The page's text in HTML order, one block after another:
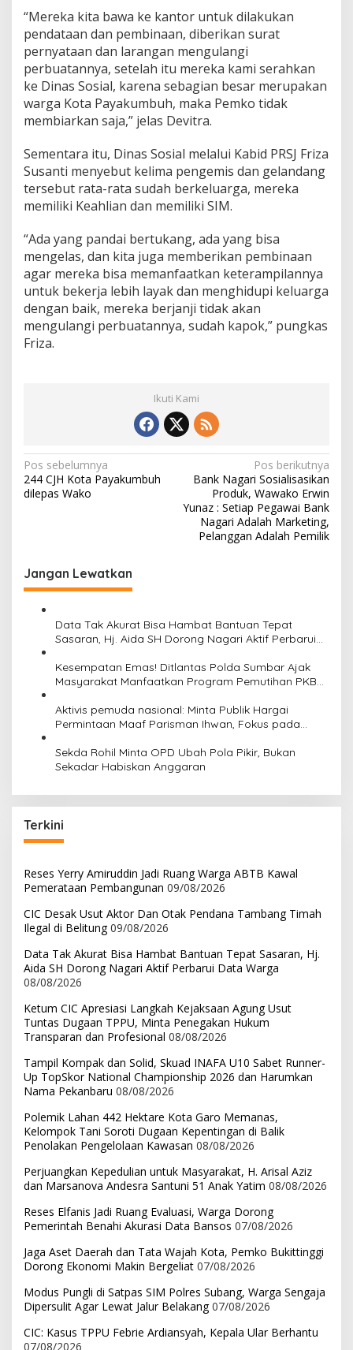
s
i
l
a
n
g
“Mereka kita bawa ke kantor untuk dilakukan
pendataan dan pembinaan, diberikan surat
pernyataan dan larangan mengulangi
perbuatannya, setelah itu mereka kami serahkan
ke Dinas Sosial, karena sebagian besar merupakan
warga Kota Payakumbuh, maka Pemko tidak
membiarkan saja,” jelas Devitra.
Sementara itu, Dinas Sosial melalui Kabid PRSJ Friza
Susanti menyebut kelima pengemis dan gelandang
tersebut rata-rata sudah berkeluarga, mereka
memiliki Keahlian dan memiliki SIM.
“Ada yang pandai bertukang, ada yang bisa
mengelas, dan kita juga memberikan pembinaan
agar mereka bisa memanfaatkan keterampilannya
untuk bekerja lebih layak dan menghidupi keluarga
dengan baik, mereka berjanji tidak akan
mengulangi perbuatannya, sudah kapok,” pungkas
Friza.
Ikuti Kami
N
a
a
Pos sebelumnya
244 CJH Kota Payakumbuh
dilepas Wako
Pos berikutnya
Bank Nagari Sosialisasikan
Produk, Wawako Erwin
Yunaz : Setiap Pegawai Bank
Nagari Adalah Marketing,
Pelanggan Adalah Pemilik
Jangan Lewatkan
Data Tak Akurat Bisa Hambat Bantuan Tepat
Sasaran, Hj. Aida SH Dorong Nagari Aktif Perbarui
Kesempatan Emas! Ditlantas Polda Sumbar Ajak
Masyarakat Manfaatkan Program Pemutihan PKB
Aktivis pemuda nasional: Minta Publik Hargai
Permintaan Maaf Parisman Ihwan, Fokus pada
Sekda Rohil Minta OPD Ubah Pola Pikir, Bukan
Sekadar Habiskan Anggaran
Terkini
Reses Yerry Amiruddin Jadi Ruang Warga ABTB Kawal
Pemerataan Pembangunan 09/08/2026
CIC Desak Usut Aktor Dan Otak Pendana Tambang Timah
Ilegal di Belitung 09/08/2026
Data Tak Akurat Bisa Hambat Bantuan Tepat Sasaran, Hj.
Aida SH Dorong Nagari Aktif Perbarui Data Warga
08/08/2026
Ketum CIC Apresiasi Langkah Kejaksaan Agung Usut
Tuntas Dugaan TPPU, Minta Penegakan Hukum
Transparan dan Profesional 08/08/2026
Tampil Kompak dan Solid, Skuad INAFA U10 Sabet Runner-
Up TopSkor National Championship 2026 dan Harumkan
Nama Pekanbaru 08/08/2026
Polemik Lahan 442 Hektare Kota Garo Memanas,
Kelompok Tani Soroti Dugaan Kepentingan di Balik
Penolakan Pengelolaan Kawasan 08/08/2026
Perjuangkan Kepedulian untuk Masyarakat, H. Arisal Aziz
dan Marsanova Andesra Santuni 51 Anak Yatim 08/08/2026
Reses Elfanis Jadi Ruang Evaluasi, Warga Dorong
Pemerintah Benahi Akurasi Data Bansos 07/08/2026
Jaga Aset Daerah dan Tata Wajah Kota, Pemko Bukittinggi
Dorong Ekonomi Makin Bergeliat 07/08/2026
Modus Pungli di Satpas SIM Polres Subang, Warga Sengaja
Dipersulit Agar Lewat Jalur Belakang 07/08/2026
CIC: Kasus TPPU Febrie Ardiansyah, Kepala Ular Berhantu
07/08/2026